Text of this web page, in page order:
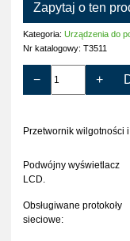
Zapytaj o ten
Kategoria: Urządzenia do
Nr katalogowy: T3511
− +
Przetwornik wilgotności
Podwójny wyświetlacz
LCD.
Obsługiwane protokoły
sieciowe: